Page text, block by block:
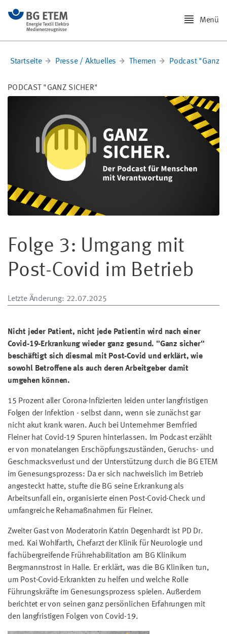
Menü
Startseite Presse / Aktuelles Themen Podcast "Ganz
PODCAST "GANZ SICHER"
Folge 3: Umgang mit
Post-Covid im Betrieb
Letzte Änderung: 22.07.2025
Nicht jeder Patient, nicht jede Patientin wird nach einer
Covid-19-Erkrankung wieder ganz gesund. "Ganz sicher"
beschäftigt sich diesmal mit Post-Covid und erklärt, wie
sowohl Betroffene als auch deren Arbeitgeber damit
umgehen können.
15 Prozent aller Corona-Infizierten leiden unter langfristigen
Folgen der Infektion - selbst dann, wenn sie zunächst gar
nicht akut krank waren. Auch bei Unternehmer Bernfried
Fleiner hat Covid-19 Spuren hinterlassen. Im Podcast erzählt
er von monatelangen Erschöpfungszuständen, Geruchs- und
Geschmacksverlust und der Unterstützung durch die BG ETEM
im Genesungsprozess: Da er sich nachweislich im Betrieb
angesteckt hatte, stufte die BG seine Erkrankung als
Arbeitsunfall ein, organisierte einen Post-Covid-Check und
umfangreiche Rehamaßnahmen für Fleiner.
Zweiter Gast von Moderatorin Katrin Degenhardt ist PD Dr.
med. Kai Wohlfarth, Chefarzt der Klinik für Neurologie und
fachübergreifende Frührehabilitation am BG Klinikum
Bergmannstrost in Halle. Er erklärt, was die BG Kliniken tun,
um Post-Covid-Erkrankten zu helfen und welche Rolle
Führungskräfte im Genesungsprozess spielen. Außerdem
berichtet er von seinen ganz persönlichen Erfahrungen mit
den langfristigen Folgen von Covid-19.